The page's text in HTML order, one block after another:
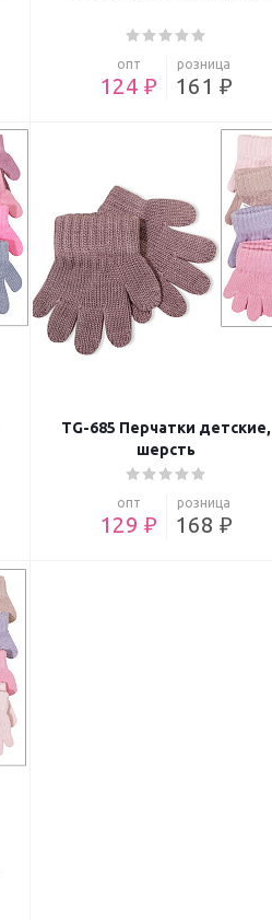
опт
124 ₽
розница
161 ₽
TG-685 Перчатки детские,
шерсть
опт
129 ₽
розница
168 ₽